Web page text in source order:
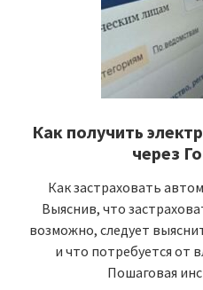
Как получить
через
Как застраховать
Выяснив, что
возможно, следует
и что потребуется от
Пошаговая